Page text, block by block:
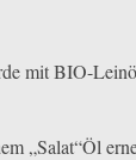
mit BIO-
„Salat“Öl